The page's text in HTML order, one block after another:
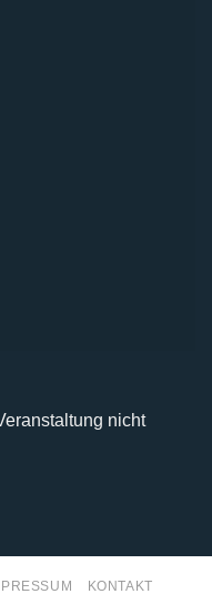
nicht
KONTAKT